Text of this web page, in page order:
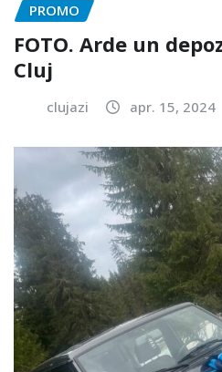
PROMO
FOTO. Arde un
Cluj
clujazi apr. 15, 2024